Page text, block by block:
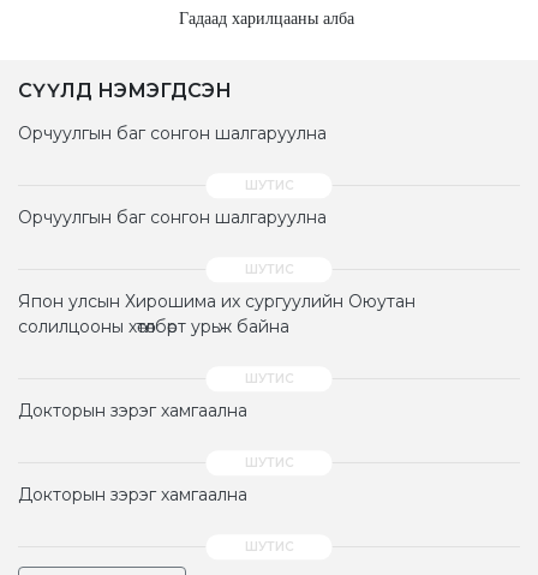
Гадаад харилцааны алба
СҮҮЛД НЭМЭГДСЭН
Орчуулгын баг сонгон шалгаруулна
Орчуулгын баг сонгон шалгаруулна
Япон улсын Хирошима их сургуулийн Оюутан
солилцооны хөтөлбөрт урьж байна
Докторын зэрэг хамгаална
Докторын зэрэг хамгаална